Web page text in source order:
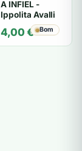
A INFIEL -
Ippolita Avalli
4,00€ Bom